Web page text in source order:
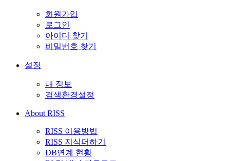
회원가입
로그인
아이디 찾기
비밀번호 찾기
설정
내 정보
검색환경설정
About RISS
RISS 이용방법
RISS 지식더하기
DB연계 현황